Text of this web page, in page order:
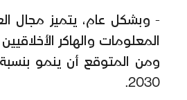
- وبشكل عام، يتميز مجال
المعلومات والهاكر
2030.